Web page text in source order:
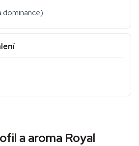
dominance)
a aroma Royal